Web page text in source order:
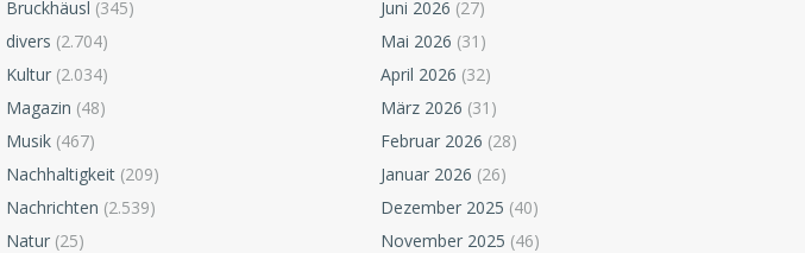
Bruckhäusl (345)
divers (2.704)
Kultur (2.034)
Magazin (48)
Musik (467)
Nachhaltigkeit (209)
Nachrichten (2.539)
Natur (25)
Juni 2026 (27)
Mai 2026 (31)
April 2026 (32)
März 2026 (31)
Februar 2026 (28)
Januar 2026 (26)
Dezember 2025 (40)
November 2025 (46)